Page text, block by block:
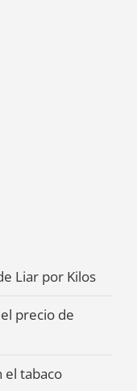
Liar por Kilos
precio de
el tabaco